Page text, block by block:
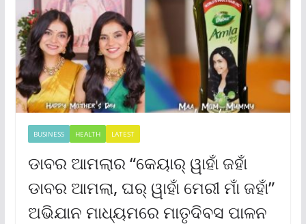
BUSINESS HEALTH LATEST
ଡାବର ଆମଲାର “କେୟାର୍ ୱାହାଁ ଜହାଁ
ଡାବର ଆମଲା, ଘର୍ ୱାହାଁ ମେରୀ ମାଁ ଜହାଁ”
ଅଭିଯାନ ମାଧ୍ୟମରେ ମାତୃଦିବସ ପାଳନ